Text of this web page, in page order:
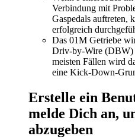
Verbindung mit
Gaspedals auftreten,
erfolgreich
Das 01M Getriebe
Driv-by-Wire (DBW)
meisten Fällen wird
eine Kick-Down-
Erstelle ein
melde Dich an,
abzugeben